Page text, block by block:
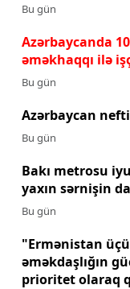
Bu gün
Azərbaycanda
əməkhaqqı ilə
Bu gün
Azərbaycan
Bu gün
Bakı metrosu
yaxın sərnişin
Bu gün
"Ermənistan
əməkdaşlığın
prioritet olaraq